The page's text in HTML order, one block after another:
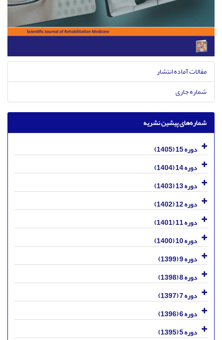
مقالات آماده انتشار
شماره جاری
شماره‌های پیشین نشریه
دوره 15 (1405)
دوره 14 (1404)
دوره 13 (1403)
دوره 12 (1402)
دوره 11 (1401)
دوره 10 (1400)
دوره 9 (1399)
دوره 8 (1398)
دوره 7 (1397)
دوره 6 (1396)
دوره 5 (1395)